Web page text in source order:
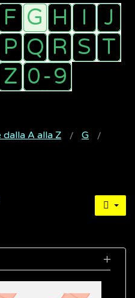
dalla A alla Z
G